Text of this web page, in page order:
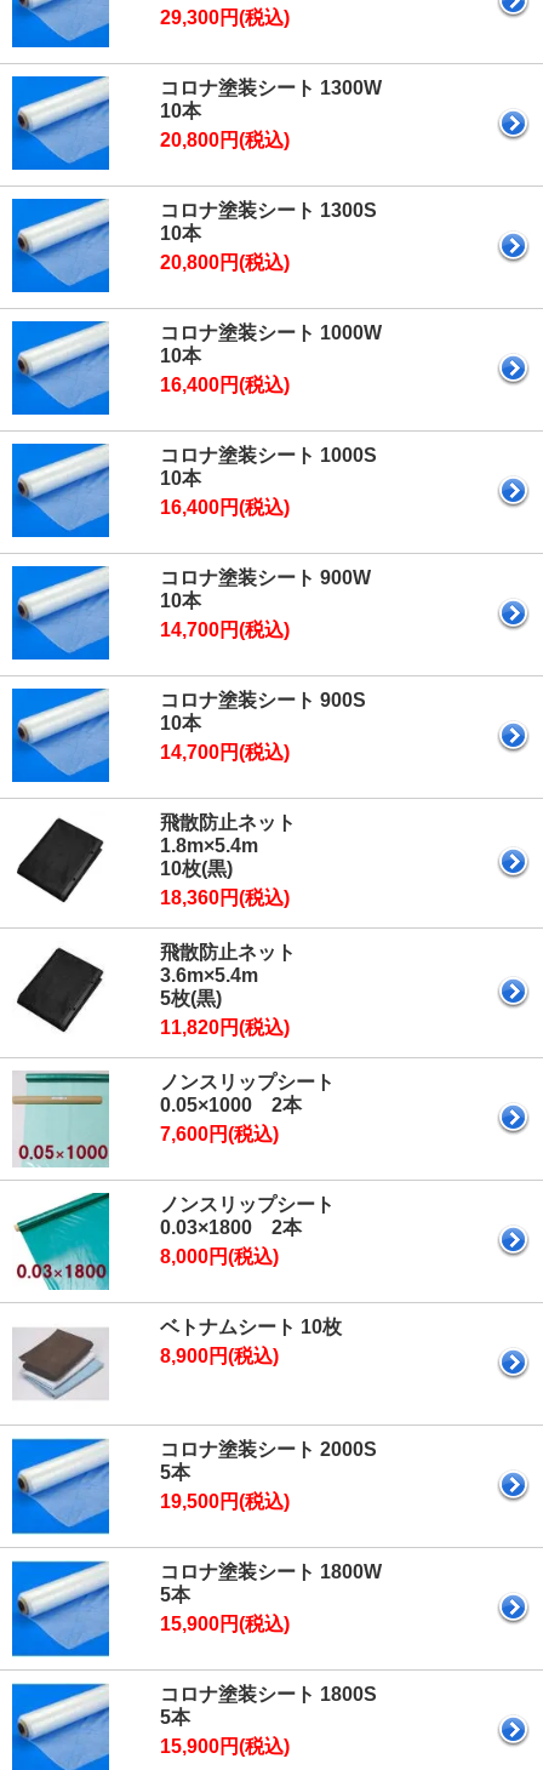
29,300円(税込)
コロナ塗装シート 1300W
10本
20,800円(税込)
コロナ塗装シート 1300S
10本
20,800円(税込)
コロナ塗装シート 1000W
10本
16,400円(税込)
コロナ塗装シート 1000S
10本
16,400円(税込)
コロナ塗装シート 900W
10本
14,700円(税込)
コロナ塗装シート 900S
10本
14,700円(税込)
飛散防止ネット
1.8m×5.4m
10枚(黒)
18,360円(税込)
飛散防止ネット
3.6m×5.4m
5枚(黒)
11,820円(税込)
ノンスリップシート
0.05×1000 2本
7,600円(税込)
ノンスリップシート
0.03×1800 2本
8,000円(税込)
ベトナムシート 10枚
8,900円(税込)
コロナ塗装シート 2000S
5本
19,500円(税込)
コロナ塗装シート 1800W
5本
15,900円(税込)
コロナ塗装シート 1800S
5本
15,900円(税込)